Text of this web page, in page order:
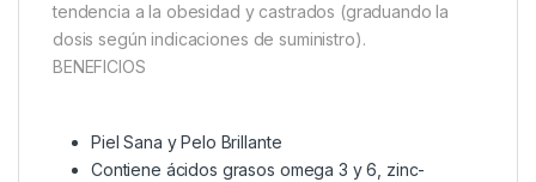
tendencia a la obesidad y castrados (graduando la
dosis según indicaciones de suministro).
BENEFICIOS
Piel Sana y Pelo Brillante
Contiene ácidos grasos omega 3 y 6, zinc-